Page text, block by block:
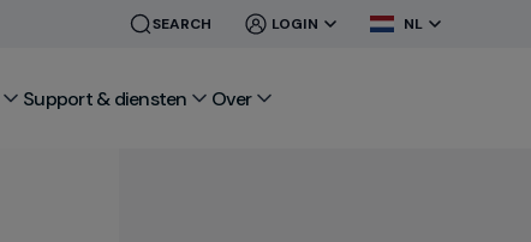
SEARCH
CLOSE
LOGIN
CLOSE
NL
Support & diensten Over